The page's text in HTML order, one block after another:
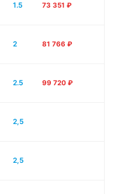
1.5 73 351 ₽
2 81 766 ₽
2.5 99 720 ₽
2,5
2,5